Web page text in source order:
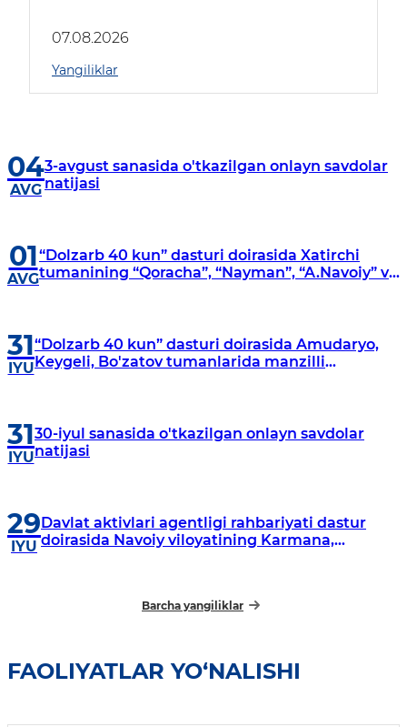
07.08.2026
Yangiliklar
04
AVG
3-avgust sanasida o'tkazilgan onlayn savdolar
natijasi
01
AVG
“Dolzarb 40 kun” dasturi doirasida Xatirchi
tumanining “Qoracha”, “Nayman”, “A.Navoiy” va
31
IYU
“Dolzarb 40 kun” dasturi doirasida Amudaryo,
Keygeli, Bo'zatov tumanlarida manzilli
31
IYU
30-iyul sanasida o'tkazilgan onlayn savdolar
natijasi
29
IYU
Davlat aktivlari agentligi rahbariyati dastur
doirasida Navoiy viloyatining Karmana,
Barcha yangiliklar
FAOLIYATLAR YO‘NALISHI